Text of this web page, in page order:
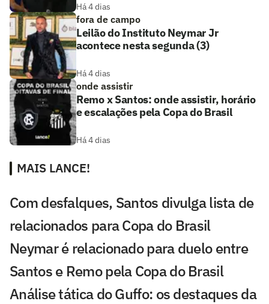
Há 4 dias
fora de campo
Leilão do Instituto Neymar Jr
acontece nesta segunda (3)
Há 4 dias
onde assistir
Remo x Santos: onde assistir, horário
e escalações pela Copa do Brasil
Há 4 dias
MAIS LANCE!
Com desfalques, Santos divulga lista de
relacionados para Copa do Brasil
Neymar é relacionado para duelo entre
Santos e Remo pela Copa do Brasil
Análise tática do Guffo: os destaques da